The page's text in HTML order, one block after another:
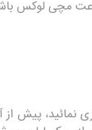
مچی لوکس
پیش